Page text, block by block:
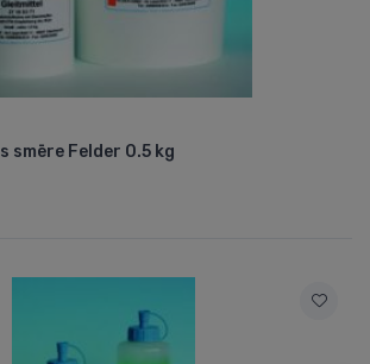
smēre Felder 0.5 kg